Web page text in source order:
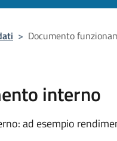
> Documento
interno
ad esempio